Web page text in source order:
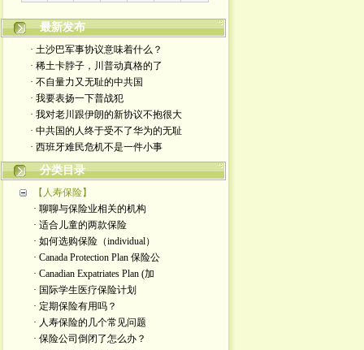
最新发布
· 土沙巴军事协议意味着什么？
· 稀土卡脖子，川普动真格的了
· 不自量力又无耻的中共国
· 我要表扬一下普战犯
· 我对老川跟伊朗的新协议不抱很大
· 中共国的人终于受不了华为的无耻
· 西班牙难民危机不是一件小事
分类目录
【人寿保险】
· 聊聊与保险业相关的机构
· 适合儿童的两款保险
· 如何选购保险（individual）
· Canada Protection Plan 保险公
· Canadian Expatriates Plan (加
· 国际学生医疗保险计划
· 定期保险有用吗？
· 人寿保险的几个常见问题
· 保险公司倒闭了怎么办？